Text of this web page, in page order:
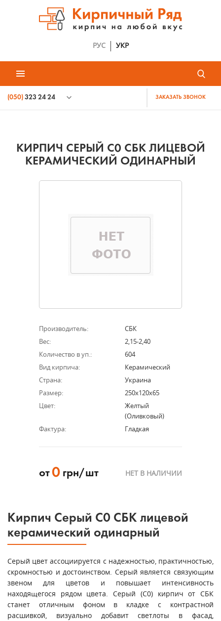
РУС УКР
(050) 323 24 24 ЗАКАЗАТЬ ЗВОНОК
КИРПИЧ СЕРЫЙ С0 СБК ЛИЦЕВОЙ
КЕРАМИЧЕСКИЙ ОДИНАРНЫЙ
Производитель:
СБК
Вес:
2,15-2,40
Количество в уп.:
604
Вид кирпича:
Керамический
Страна:
Украина
Размер:
250х120х65
Цвет:
Желтый
(оливковый)
Фактура:
Гладкая
от0 грн/шт НЕТ В НАЛИЧИИ
Кирпич Серый С0 СБК лицевой
керамический одинарный
Серый цвет ассоциируется с надежностью, практичностью,
скромностью и достоинством. Серый является связующим
звеном для цветов и повышает интенсивность
находящегося рядом цвета. Серый (С0) кирпич от СБК
станет отличным фоном в кладке с контрастной
расшивкой, визуально добавит светлоты в фасад,